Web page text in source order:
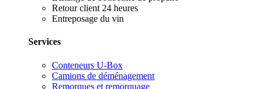
Retour client 24 heures
Entreposage du vin
Services
Conteneurs U-Box
Camions de déménagement
Remorques et remorquage